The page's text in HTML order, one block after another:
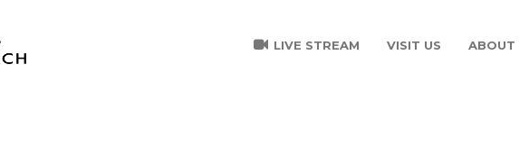
LIVE STREAM VISIT US ABOUT